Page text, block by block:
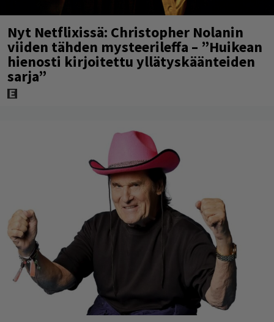
Nyt Netflixissä: Christopher Nolanin
viiden tähden mysteerileffa – ”Huikean
hienosti kirjoitettu yllätyskäänteiden
sarja”